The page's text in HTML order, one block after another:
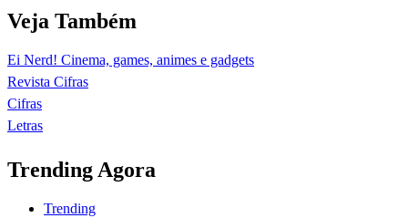
Veja Também
Ei Nerd! Cinema, games, animes e gadgets
Revista Cifras
Cifras
Letras
Trending Agora
Trending